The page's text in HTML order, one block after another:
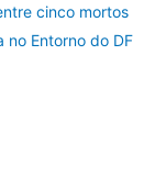
cinco mortos
no Entorno do DF